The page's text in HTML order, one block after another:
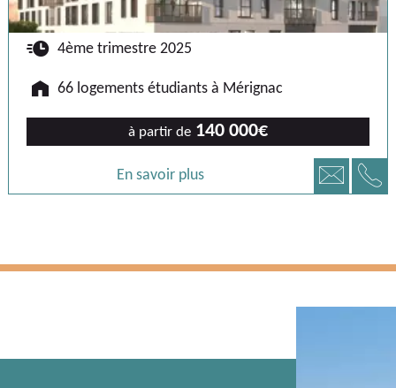
🕐 4ème trimestre 2025
🏠 66 logements étudiants à Mérignac
à partir de 140 000€
En savoir plus 📧 📞